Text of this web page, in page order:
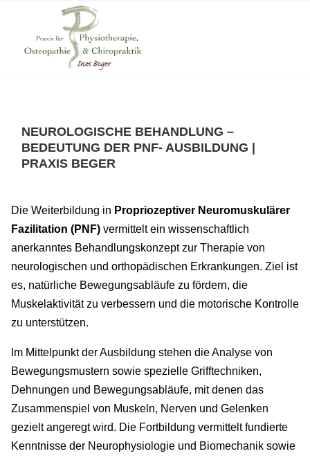
NEUROLOGISCHE BEHANDLUNG –
BEDEUTUNG DER PNF- AUSBILDUNG |
PRAXIS BEGER
Die Weiterbildung in Propriozeptiver Neuromuskulärer
Fazilitation (PNF) vermittelt ein wissenschaftlich
anerkanntes Behandlungskonzept zur Therapie von
neurologischen und orthopädischen Erkrankungen. Ziel ist
es, natürliche Bewegungsabläufe zu fördern, die
Muskelaktivität zu verbessern und die motorische Kontrolle
zu unterstützen.
Im Mittelpunkt der Ausbildung stehen die Analyse von
Bewegungsmustern sowie spezielle Grifftechniken,
Dehnungen und Bewegungsabläufe, mit denen das
Zusammenspiel von Muskeln, Nerven und Gelenken
gezielt angeregt wird. Die Fortbildung vermittelt fundierte
Kenntnisse der Neurophysiologie und Biomechanik sowie